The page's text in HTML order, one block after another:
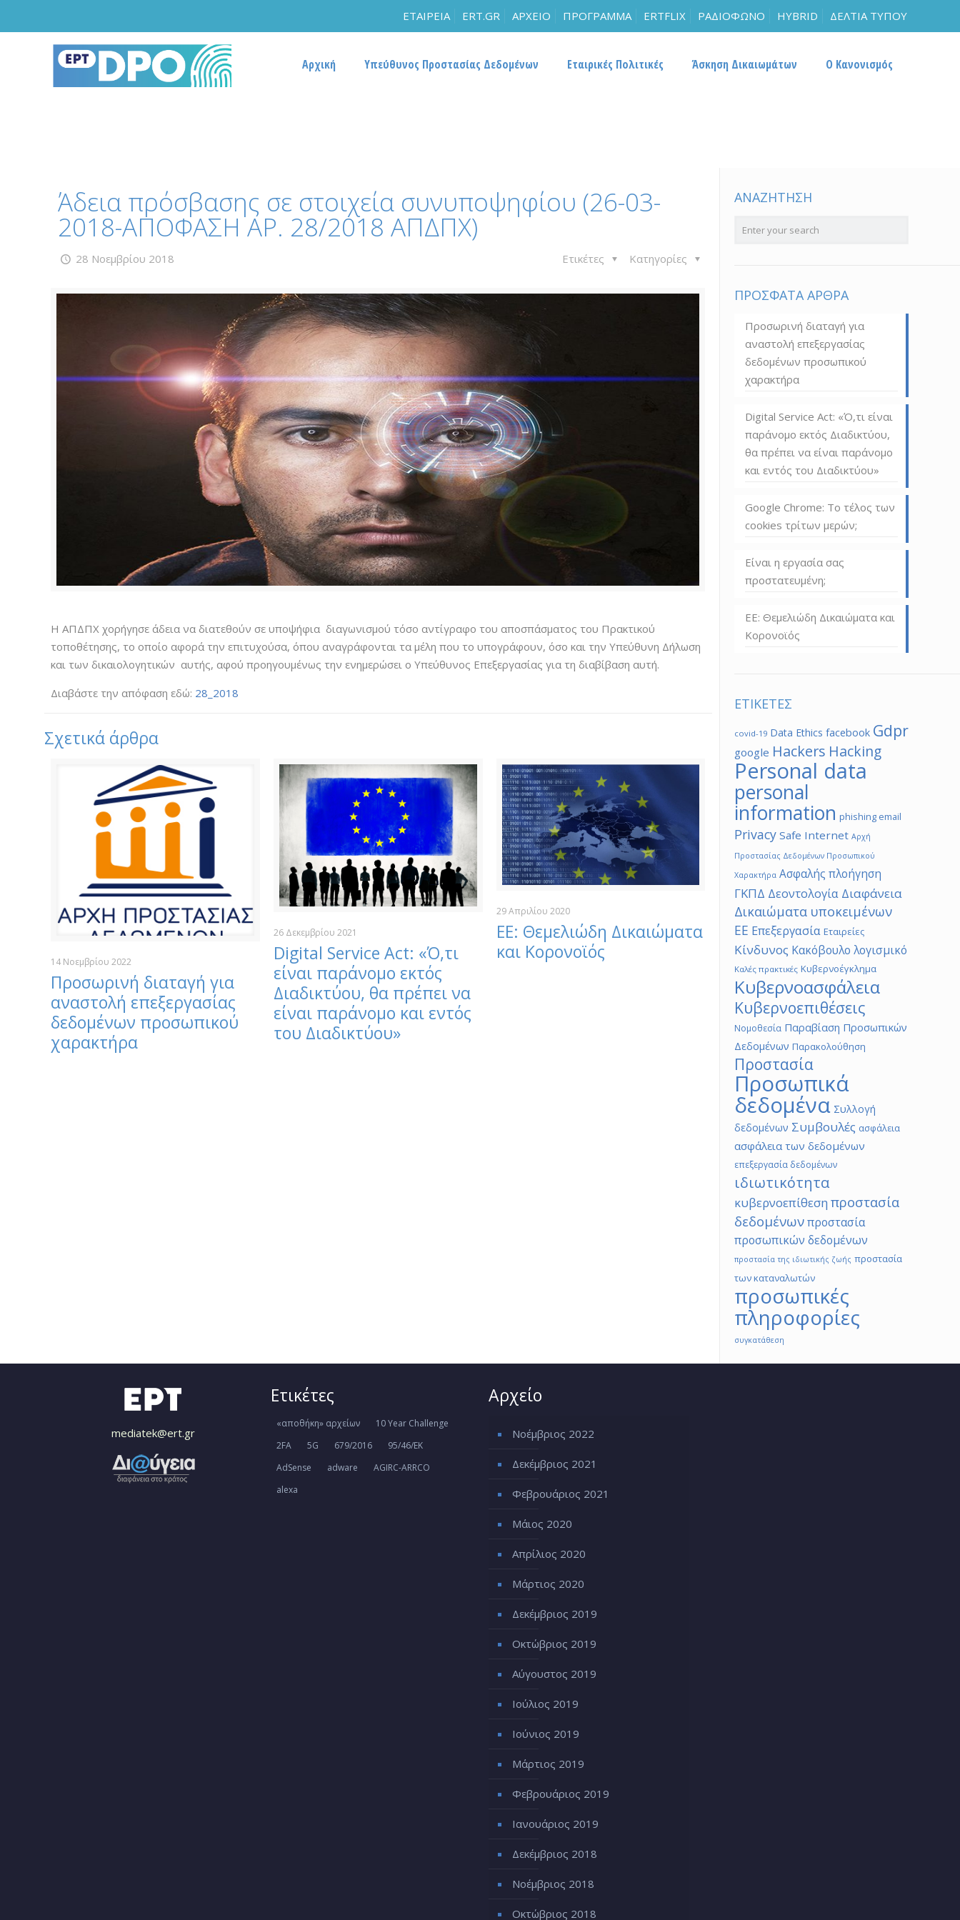
ΕΤΑΙΡΕΙΑ ERT.GR ΑΡΧΕΙΟ ΠΡΟΓΡΑΜΜΑ ERTFLIX ΡΑΔΙΟΦΩΝΟ HYBRID ΔΕΛΤΙΑ ΤΥΠΟΥ
Αρχική Υπεύθυνος Προστασίας Δεδομένων Εταιρικές Πολιτικές Άσκηση Δικαιωμάτων Ο Κανονισμός
Άδεια πρόσβασης σε στοιχεία συνυποψηφίου (26-03-
2018-ΑΠΟΦΑΣΗ ΑΡ. 28/2018 ΑΠΔΠΧ)
28 Νοεμβρίου 2018 Κατηγορίες
Ετικέτες
H ΑΠΔΠΧ χορήγησε άδεια να διατεθούν σε υποψήφια διαγωνισμού τόσο αντίγραφο του αποσπάσματος του Πρακτικού
τοποθέτησης, το οποίο αφορά την επιτυχούσα, όπου αναγράφονται τα μέλη που το υπογράφουν, όσο και την Υπεύθυνη Δήλωση
και των δικαιολογητικών αυτής, αφού προηγουμένως την ενημερώσει ο Υπεύθυνος Επεξεργασίας για τη διαβίβαση αυτή.
Διαβάστε την απόφαση εδώ: 28_2018
Σχετικά άρθρα
14 Νοεμβρίου 2022
Προσωρινή διαταγή για
αναστολή επεξεργασίας
δεδομένων προσωπικού
χαρακτήρα
26 Δεκεμβρίου 2021
Digital Service Act: «Ό,τι
είναι παράνομο εκτός
Διαδικτύου, θα πρέπει να
είναι παράνομο και εντός
του Διαδικτύου»
29 Απριλίου 2020
ΕΕ: Θεμελιώδη Δικαιώματα
και Κορονοϊός
ΑΝΑΖΗΤΗΣΗ
ΠΡΟΣΦΑΤΑ ΑΡΘΡΑ
Προσωρινή διαταγή για
αναστολή επεξεργασίας
δεδομένων προσωπικού
χαρακτήρα
Digital Service Act: «Ό,τι είναι
παράνομο εκτός Διαδικτύου,
θα πρέπει να είναι παράνομο
και εντός του Διαδικτύου»
Google Chrome: Το τέλος των
cookies τρίτων μερών;
Είναι η εργασία σας
προστατευμένη;
ΕΕ: Θεμελιώδη Δικαιώματα και
Κορονοϊός
ΕΤΙΚΕΤΕΣ
covid-19 Data Ethics facebook Gdpr
google Hackers Hacking
Personal data
personal
information phishing email
Privacy Safe Internet Αρχή
Προστασίας Δεδομένων Προσωπικού
Χαρακτήρα Ασφαλής πλοήγηση
ΓΚΠΔ Δεοντολογία Διαφάνεια
Δικαιώματα υποκειμένων
ΕΕ Επεξεργασία Εταιρείες
Κίνδυνος Κακόβουλο λογισμικό
Καλές πρακτικές Κυβερνοέγκλημα
Κυβερνοασφάλεια
Κυβερνοεπιθέσεις
Νομοθεσία Παραβίαση Προσωπικών
Δεδομένων Παρακολούθηση
Προστασία
Προσωπικά
δεδομένα Συλλογή
δεδομένων Συμβουλές ασφάλεια
ασφάλεια των δεδομένων
επεξεργασία δεδομένων
ιδιωτικότητα
κυβερνοεπίθεση προστασία
δεδομένωνπροστασία
προσωπικών δεδομένων
προστασία της ιδιωτικής ζωής προστασία
των καταναλωτών
προσωπικές
πληροφορίες
συγκατάθεση
mediatek@ert.gr
Ετικέτες
«αποθήκη» αρχείων
10 Year Challenge
2FA
5G 679/2016
95/46/ΕΚ
AdSense
adware
AGIRC-ARRCO
alexa
Αρχείο
Νοέμβριος 2022
Δεκέμβριος 2021
Φεβρουάριος 2021
Μάιος 2020
Απρίλιος 2020
Μάρτιος 2020
Δεκέμβριος 2019
Οκτώβριος 2019
Αύγουστος 2019
Ιούλιος 2019
Ιούνιος 2019
Μάρτιος 2019
Φεβρουάριος 2019
Ιανουάριος 2019
Δεκέμβριος 2018
Νοέμβριος 2018
Οκτώβριος 2018